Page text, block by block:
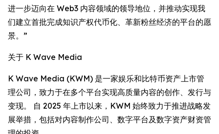
进一步迈向在 Web3 内容领域的领导地位，并推动实现我
们建立首批完成知识产权代币化、革新粉丝经济的平台的愿
景。”
关于 K Wave Media
K Wave Media (KWM) 是一家娱乐和比特币资产上市管
理公司，致力于在多个平台实现高质量内容的创作、发行与
变现。 自 2025 年上市以来，KWM 始终致力于推进战略发
展举措，包括对内容制作公司、数字平台及数字资产财资管